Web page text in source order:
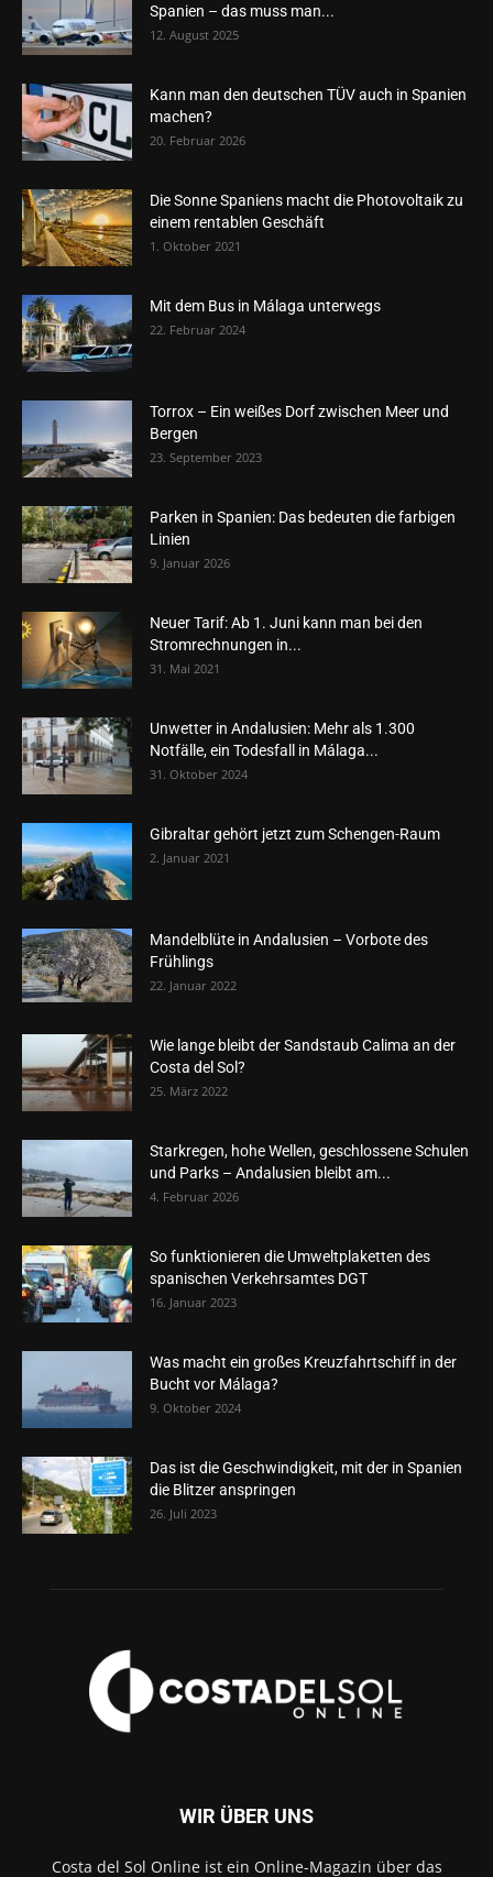
Spanien – das muss man...
12. August 2025
Kann man den deutschen TÜV auch in Spanien
machen?
20. Februar 2026
Die Sonne Spaniens macht die Photovoltaik zu
einem rentablen Geschäft
1. Oktober 2021
Mit dem Bus in Málaga unterwegs
22. Februar 2024
Torrox – Ein weißes Dorf zwischen Meer und
Bergen
23. September 2023
Parken in Spanien: Das bedeuten die farbigen
Linien
9. Januar 2026
Neuer Tarif: Ab 1. Juni kann man bei den
Stromrechnungen in...
31. Mai 2021
Unwetter in Andalusien: Mehr als 1.300
Notfälle, ein Todesfall in Málaga...
31. Oktober 2024
Gibraltar gehört jetzt zum Schengen-Raum
2. Januar 2021
Mandelblüte in Andalusien – Vorbote des
Frühlings
22. Januar 2022
Wie lange bleibt der Sandstaub Calima an der
Costa del Sol?
25. März 2022
Starkregen, hohe Wellen, geschlossene Schulen
und Parks – Andalusien bleibt am...
4. Februar 2026
So funktionieren die Umweltplaketten des
spanischen Verkehrsamtes DGT
16. Januar 2023
Was macht ein großes Kreuzfahrtschiff in der
Bucht vor Málaga?
9. Oktober 2024
Das ist die Geschwindigkeit, mit der in Spanien
die Blitzer anspringen
26. Juli 2023
WIR ÜBER UNS
Costa del Sol Online ist ein Online-Magazin über das